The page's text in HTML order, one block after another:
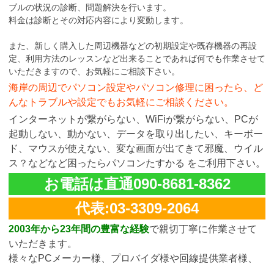
ブルの状況の診断、問題解決を行います。
料金は診断とその対応内容により変動します。
また、新しく購入した周辺機器などの初期設定や既存機器の再設
定、利用方法のレッスンなど出来ることであれば何でも作業させて
いただきますので、お気軽にご相談下さい。
海岸の周辺でパソコン設定やパソコン修理に困ったら、ど
んなトラブルや設定でもお気軽にご相談ください。
インターネットが繋がらない、WiFiが繋がらない、PCが
起動しない、動かない、データを取り出したい、キーボー
ド、マウスが使えない、変な画面が出てきて邪魔、ウイル
ス？などなど困ったらパソコンたすかる をご利用下さい。
お電話は直通090-8681-8362
代表:03-3309-2064
2003年から23年間の豊富な経験で親切丁寧に作業させて
いただきます。
様々なPCメーカー様、プロバイダ様や回線提供業者様、